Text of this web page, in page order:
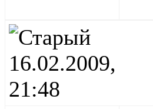
16.02.2009,
21:48